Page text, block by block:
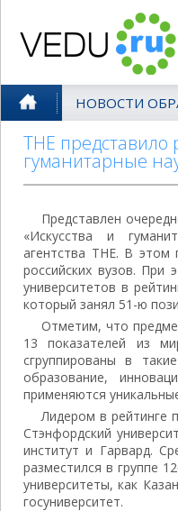
НОВОСТИ
THE представило
гуманитарные
Представлен
«Искусства и
агентства THE. В
российских вузов. При
университетов в
который занял 51-ю
Отметим, что
13 показателей из
сгруппированы в
образование,
применяются
Лидером в рейтинге
Стэнфордский
институт и Гарвард.
разместился в группе
университеты, как
госуниверситет.